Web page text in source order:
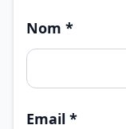
Nom *
Email *